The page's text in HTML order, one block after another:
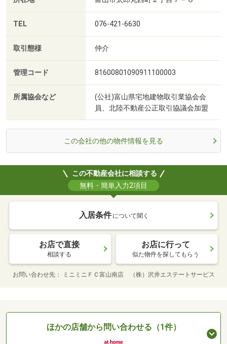
TEL 076-421-6630
取引態様 仲介
管理コード 81600801090911100003
所属協会など
(公社)富山県宅地建物取引業協会会
員、北陸不動産公正取引協議会加盟
この会社の他の物件情報を見る
この不動産会社に相談する
無料・簡単入力2項目
入居条件 について聞く
お店で直接
相談する
お店に行って
似た物件を探してもらう
お問い合わせ先 ミニミニＦＣ富山南店 （株）沢井エステートサービス
ほかの店舗から問い合わせる（1件）